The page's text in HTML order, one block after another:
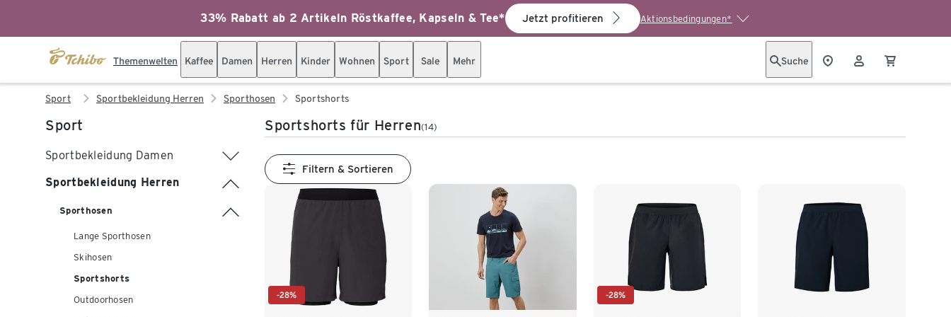
33% Rabatt ab 2 Artikeln Röstkaffee, Kapseln & Tee* Jetzt profitieren Aktionsbedingungen*
Themenwelten Kaffee Damen Herren Kinder Wohnen Sport Sale Mehr Suche
Sport Sportbekleidung Herren Sporthosen Sportshorts
Sport
Sportbekleidung Damen
Sportbekleidung Herren
Sporthosen
Lange Sporthosen
Skihosen
Sportshorts
Outdoorhosen
Sportshorts für Herren(14)
Filtern & Sortieren
-28% -28%